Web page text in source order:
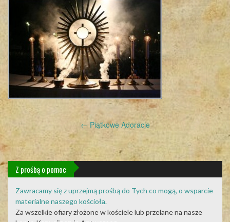
Post
navigation
←Piątkowe Adoracje
Z prośbą o pomoc
Zawracamy się z uprzejmą prośbą do Tych co mogą, o wsparcie
materialne naszego kościoła.
Za wszelkie ofiary złożone w kościele lub przelane na nasze